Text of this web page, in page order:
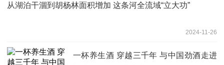
从湖泊干涸到胡杨林面积增加 这条河全流域“立大功”
2024-11-26
一杯养生酒 穿越三千年 与中国劲酒走进